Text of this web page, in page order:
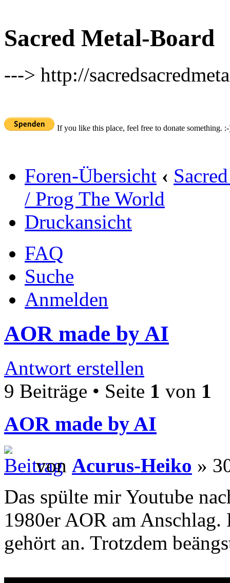
Sacred Metal-Board
---> http://
If you like this place, feel free to donate something.
Foren-Übersicht ‹
/ Prog The World
Druckansicht
FAQ
Suche
Anmelden
AOR made by AI
Antwort erstellen
9 Beiträge • Seite 1 von 1
AOR made by AI
von Acurus-Heiko »
Das spülte mir Youtube
1980er AOR am
gehört an. Trotzdem